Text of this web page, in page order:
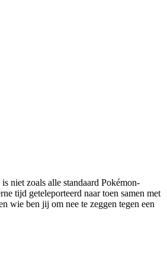
niet zoals alle standaard Pokémon-
tijd geteleporteerd naar toen samen met
wie ben jij om nee te zeggen tegen een